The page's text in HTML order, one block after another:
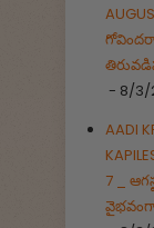
- 8/3/
AADI
7 _
వైభవంగా